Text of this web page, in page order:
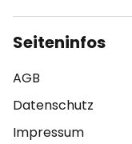
Seiteninfos
AGB
Datenschutz
Impressum